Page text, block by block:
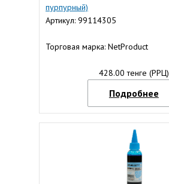
пурпурный)
Артикул: 99114305
Торговая марка: NetProduct
428.00 тенге (РРЦ)
Подробнее